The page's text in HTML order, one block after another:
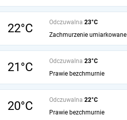
22°C Odczuwalna 23°C
Zachmurzenie umiarkowane
21°C Odczuwalna 23°C
Prawie bezchmurnie
20°C Odczuwalna 22°C
Prawie bezchmurnie